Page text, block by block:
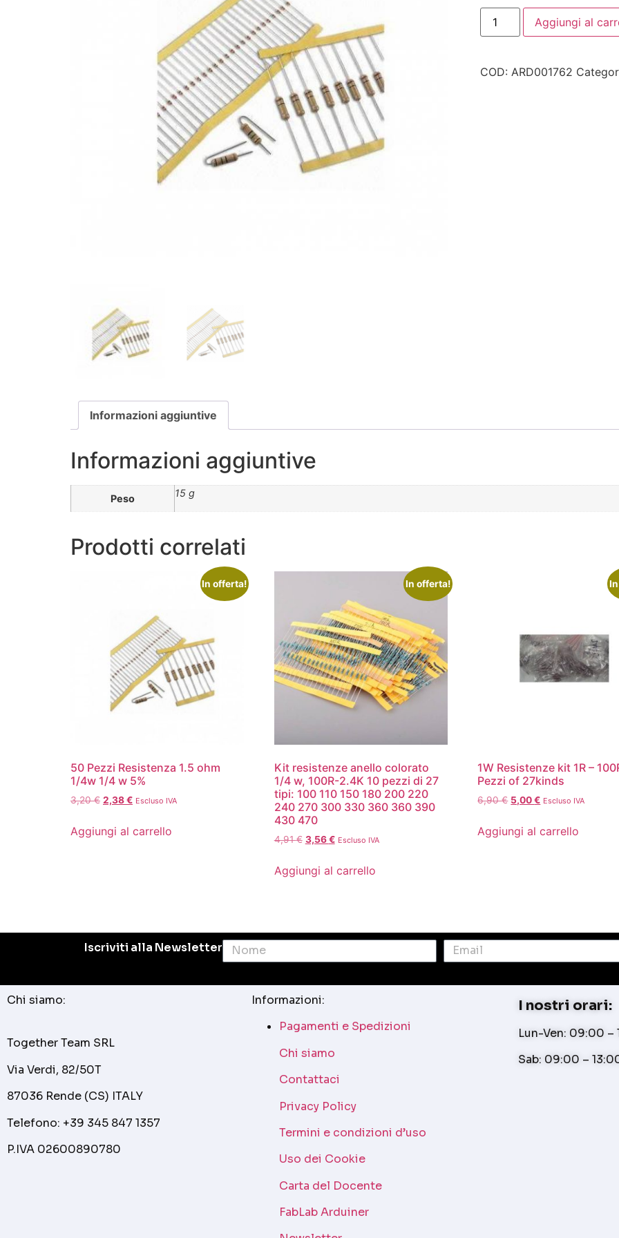
Aggiungi al
COD: ARD001762
Informazioni aggiuntive
Informazioni aggiuntive
Peso 15 g
Prodotti correlati
In offerta!
50 Pezzi Resistenza 1.5 ohm
1/4w 1/4 w 5%
3,20€ 2,38€ Escluso IVA
Aggiungi al carrello
In offerta!
Kit resistenze anello colorato
1/4 w, 100R-2.4K 10 pezzi di 27
tipi: 100 110 150 180 200 220
240 270 300 330 360 360 390
430 470
4,91€ 3,56€ Escluso IVA
Aggiungi al carrello
1W Resistenze kit 1R –
Pezzi of 27kinds
6,90€ 5,00€ Escluso IVA
Aggiungi al carrello
Iscriviti alla Newsletter
Chi siamo:
Together Team SRL
Via Verdi, 82/50T
87036 Rende (CS) ITALY
Telefono: +39 345 847 1357
P.IVA 02600890780
Informazioni:
Pagamenti e Spedizioni
Chi siamo
Contattaci
Privacy Policy
Termini e condizioni d’uso
Uso dei Cookie
Carta del Docente
FabLab Arduiner
I nostri orari:
Lun-Ven: 09:00 –
Sab: 09:00 –